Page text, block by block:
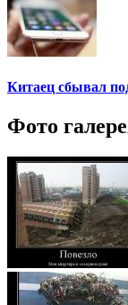
Китаец сбывал
Фото